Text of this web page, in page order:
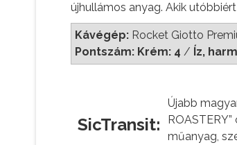
újhullámos anyag. Akik
Kávégép: Rocket Giotto
Pontszám: Krém: 4 / Íz,
SicTransit:
Újabb
műanyag,